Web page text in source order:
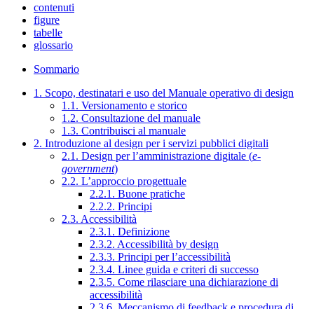
contenuti
figure
tabelle
glossario
Sommario
1. Scopo, destinatari e uso del Manuale operativo di design
1.1. Versionamento e storico
1.2. Consultazione del manuale
1.3. Contribuisci al manuale
2. Introduzione al design per i servizi pubblici digitali
2.1. Design per l’amministrazione digitale (e-
government)
2.2. L’approccio progettuale
2.2.1. Buone pratiche
2.2.2. Principi
2.3. Accessibilità
2.3.1. Definizione
2.3.2. Accessibilità by design
2.3.3. Principi per l’accessibilità
2.3.4. Linee guida e criteri di successo
2.3.5. Come rilasciare una dichiarazione di
accessibilità